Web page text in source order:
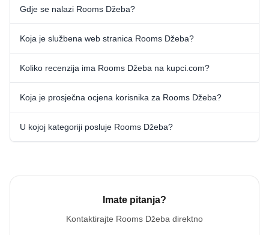
Gdje se nalazi Rooms Džeba?
Koja je službena web stranica Rooms Džeba?
Koliko recenzija ima Rooms Džeba na kupci.com?
Koja je prosječna ocjena korisnika za Rooms Džeba?
U kojoj kategoriji posluje Rooms Džeba?
Imate pitanja?
Kontaktirajte Rooms Džeba direktno